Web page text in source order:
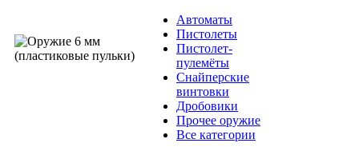
Автоматы
Пистолеты
Пистолет-
пулемёты
Снайперские
винтовки
Дробовики
Прочее оружие
Все категории